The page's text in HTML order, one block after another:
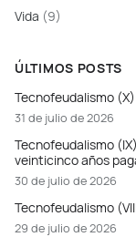
Vida (9)
ÚLTIMOS POSTS
Tecnofeudalismo
31 de julio de 2026
Tecnofeudalismo
veinticinco años
30 de julio de 2026
Tecnofeudalismo
29 de julio de 2026